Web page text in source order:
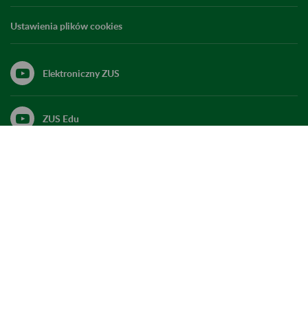
Ustawienia plików cookies
Elektroniczny ZUS
ZUS Edu